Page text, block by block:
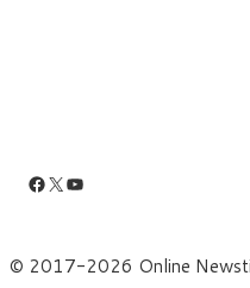
Facebook
X YouTube
© 2017-2026 Online